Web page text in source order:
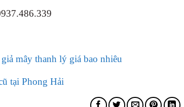
mây thanh lý giá bao nhiêu
tại Phong Hải